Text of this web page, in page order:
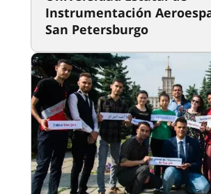
Instrumentación
San Petersburgo